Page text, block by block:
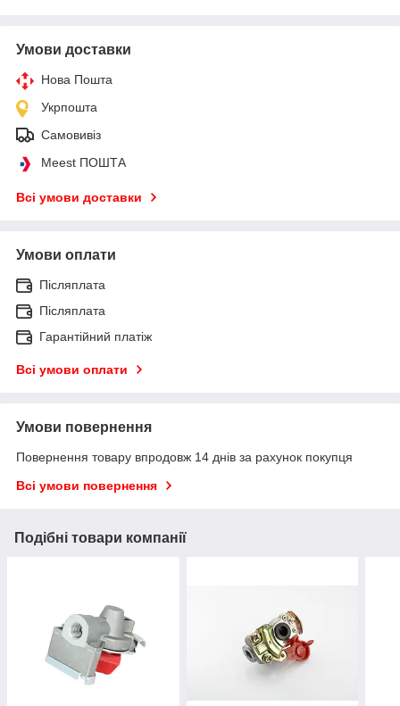
Умови доставки
Нова Пошта
Укрпошта
Самовивіз
Meest ПОШТА
Всі умови доставки
Умови оплати
Післяплата
Післяплата
Гарантійний платіж
Всі умови оплати
Умови повернення
Повернення товару впродовж 14 днів за рахунок покупця
Всі умови повернення
Подібні товари компанії